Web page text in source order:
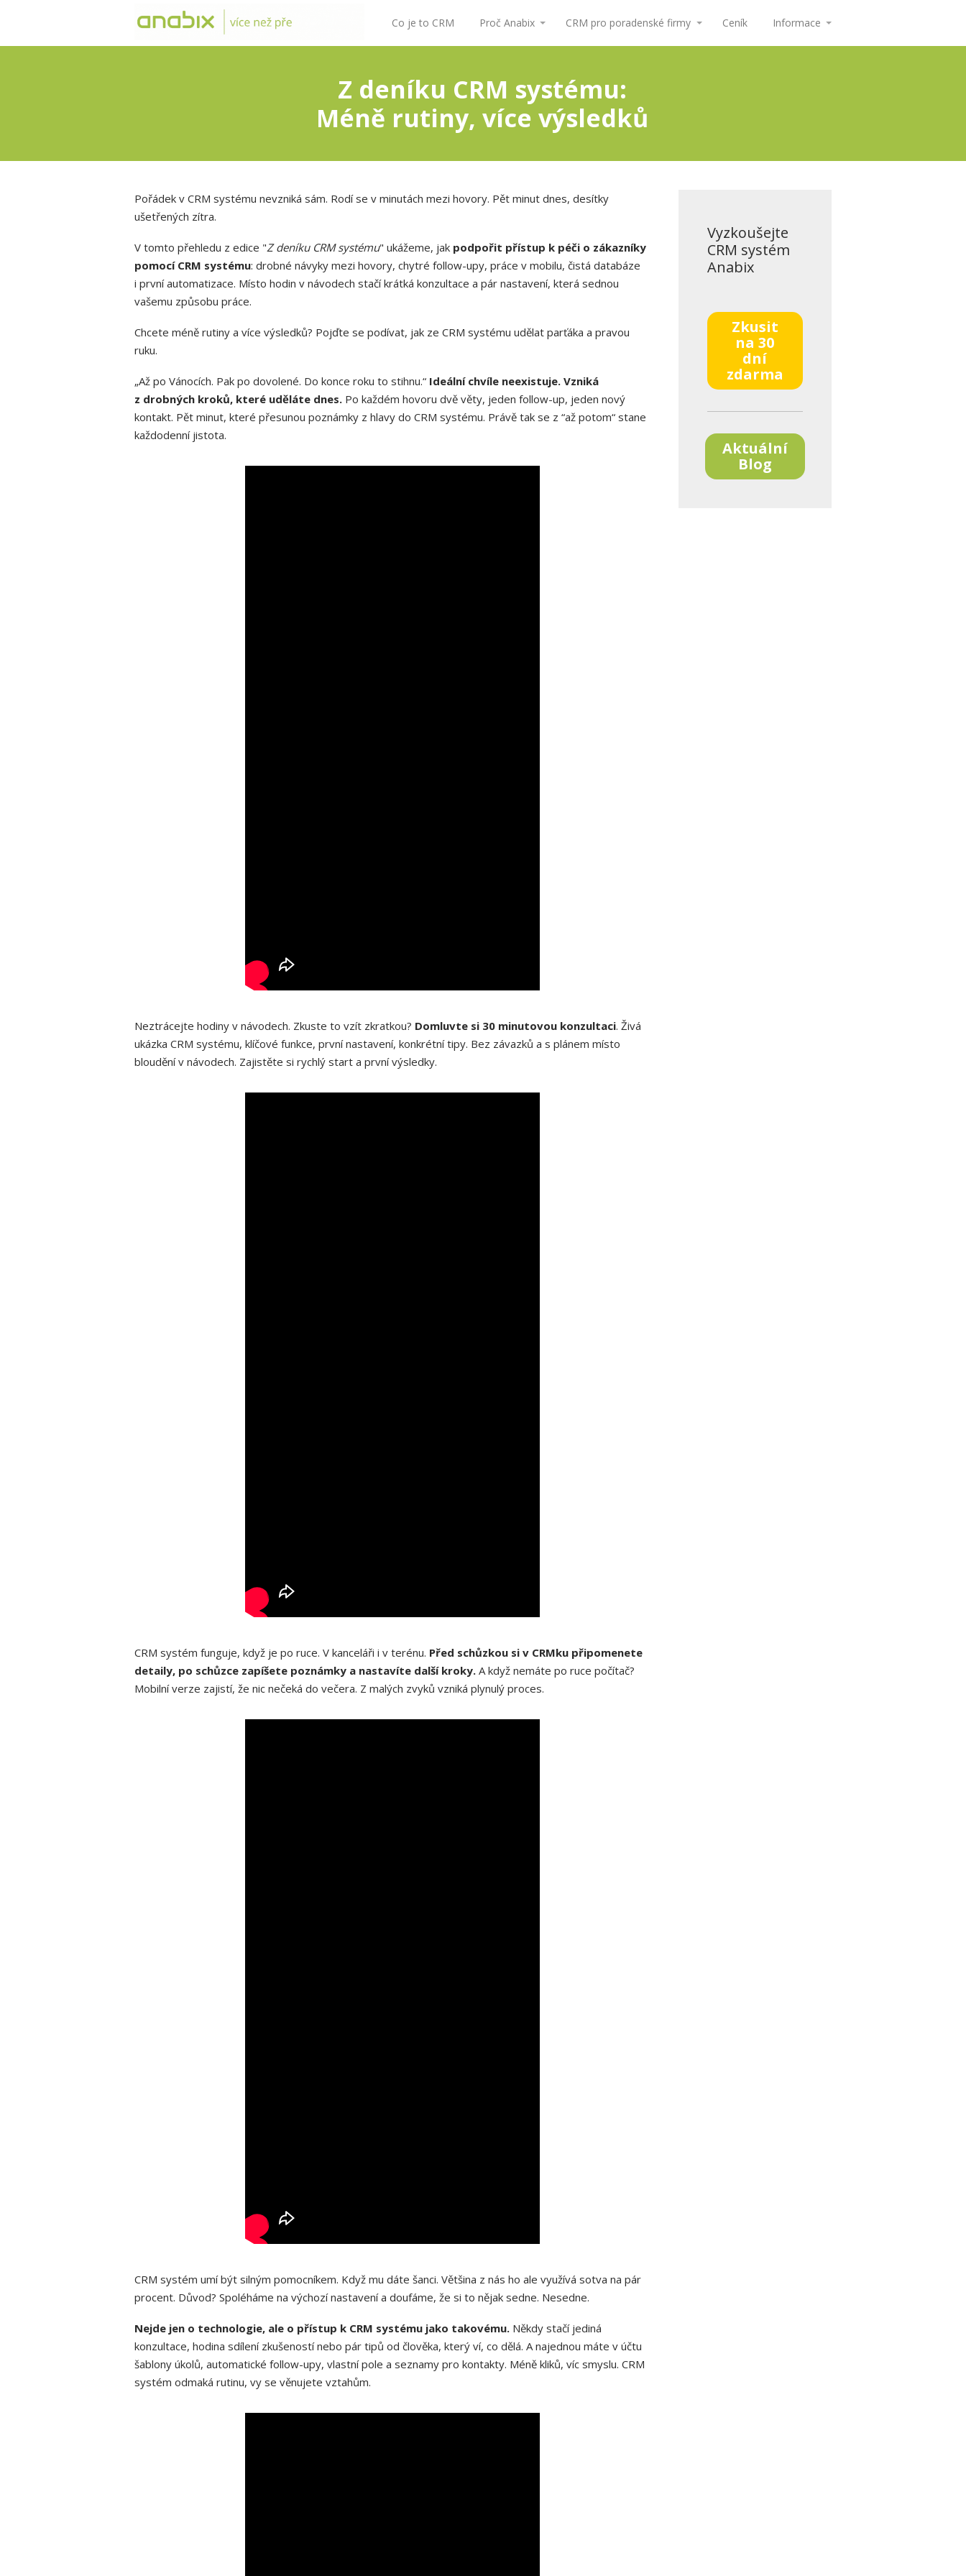
Co je to CRM Proč Anabix CRM pro poradenské firmy Ceník Informace
Z deníku CRM systému:
Méně rutiny, více výsledků
Pořádek v CRM systému nevzniká sám. Rodí se v minutách mezi hovory. Pět minut dnes, desítky
ušetřených zítra.
V tomto přehledu z edice "Z deníku CRM systému" ukážeme, jak podpořit přístup k péči o zákazníky
pomocí CRM systému: drobné návyky mezi hovory, chytré follow-upy, práce v mobilu, čistá databáze
i první automatizace. Místo hodin v návodech stačí krátká konzultace a pár nastavení, která sednou
vašemu způsobu práce.
Chcete méně rutiny a více výsledků? Pojďte se podívat, jak ze CRM systému udělat parťáka a pravou
ruku.
„Až po Vánocích. Pak po dovolené. Do konce roku to stihnu.“ Ideální chvíle neexistuje. Vzniká
z drobných kroků, které uděláte dnes. Po každém hovoru dvě věty, jeden follow-up, jeden nový
kontakt. Pět minut, které přesunou poznámky z hlavy do CRM systému. Právě tak se z “až potom“ stane
každodenní jistota.
Neztrácejte hodiny v návodech. Zkuste to vzít zkratkou? Domluvte si 30 minutovou konzultaci. Živá
ukázka CRM systému, klíčové funkce, první nastavení, konkrétní tipy. Bez závazků a s plánem místo
bloudění v návodech. Zajistěte si rychlý start a první výsledky.
CRM systém funguje, když je po ruce. V kanceláři i v terénu. Před schůzkou si v CRMku připomenete
detaily, po schůzce zapíšete poznámky a nastavíte další kroky. A když nemáte po ruce počítač?
Mobilní verze zajistí, že nic nečeká do večera. Z malých zvyků vzniká plynulý proces.
CRM systém umí být silným pomocníkem. Když mu dáte šanci. Většina z nás ho ale využívá sotva na pár
procent. Důvod? Spoléháme na výchozí nastavení a doufáme, že si to nějak sedne. Nesedne.
Nejde jen o technologie, ale o přístup k CRM systému jako takovému. Někdy stačí jediná
konzultace, hodina sdílení zkušeností nebo pár tipů od člověka, který ví, co dělá. A najednou máte v účtu
šablony úkolů, automatické follow-upy, vlastní pole a seznamy pro kontakty. Méně kliků, víc smyslu. CRM
systém odmaká rutinu, vy se věnujete vztahům.
Vyzkoušejte
CRM systém
Anabix
Zkusit
na 30
dní
zdarma
Aktuální
Blog